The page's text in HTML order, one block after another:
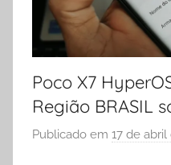
Poco X7
Região BRASIL
Publicado em 17 de abril